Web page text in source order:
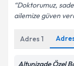
Kişisel
Metni
Doktorumuz,
ailemize güven
Adres 1
Altunizade Özel